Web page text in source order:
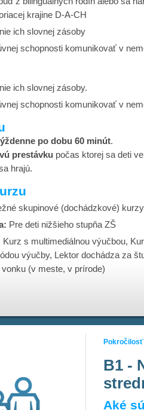
krajine D-A-CH
ich slovnej zásoby
schopnosti komunikovať v
ich slovnej zásoby.
schopnosti komunikovať v
po dobu 60 minút.
prestávku počas ktorej sa deti
hrajú.
skupinové (dochádzkové)
Pre deti nižšieho stupňa ZŠ
Kurz s multimediálnou výučbou,
výučby, Lektor dochádza za
(v meste, v prírode)
B1 -
Aké